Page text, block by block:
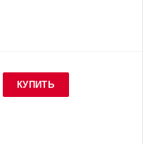
КУПИТЬ